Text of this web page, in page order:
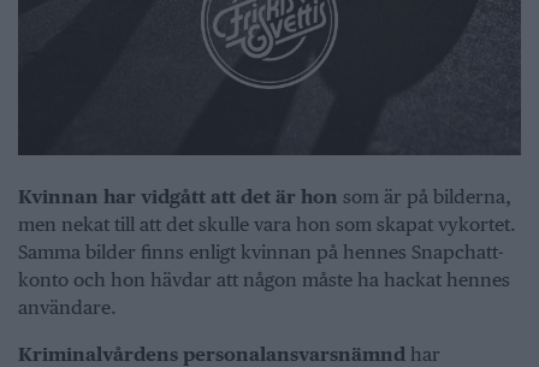
Kvinnan har vidgått att det är hon som är på bilderna,
men nekat till att det skulle vara hon som skapat vykortet.
Samma bilder finns enligt kvinnan på hennes Snapchatt-
konto och hon hävdar att någon måste ha hackat hennes
användare.
Kriminalvårdens personalansvarsnämnd har